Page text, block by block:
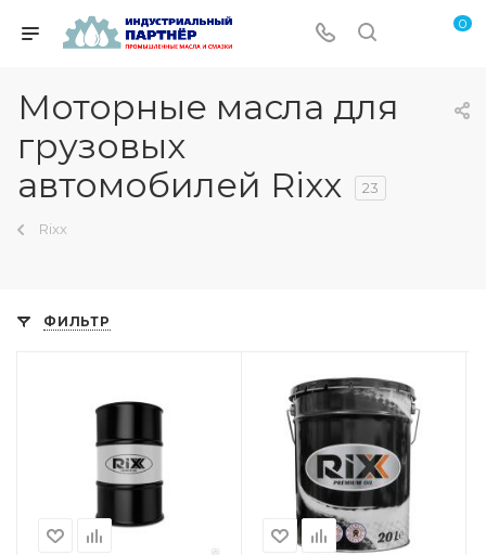
0
Моторные масла для
грузовых
автомобилей Rixx
23
Rixx
ФИЛЬТР